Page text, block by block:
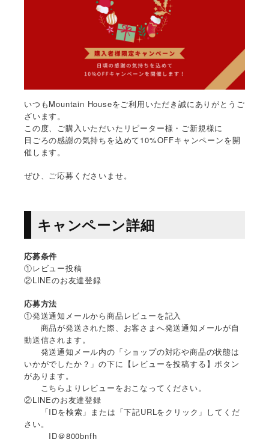
いつもMountain Houseをご利用いただき誠にありがとうご
ざいます。
この度、ご購入いただいたリピーター様・ご新規様に
日ごろの感謝の気持ちを込めて10%OFFキャンペーンを開
催します。
ぜひ、ご応募くださいませ。
キャンペーン詳細
応募条件
①レビュー投稿
②LINEのお友達登録
応募方法
①発送通知メールから商品レビューを記入
商品が発送された際、お客さまへ発送通知メールが自
動送信されます。
発送通知メール内の「ショップの対応や商品の状態は
いかがでしたか？」の下に【レビューを投稿する】ボタン
があります。
こちらよりレビューをおこなってください。
②LINEのお友達登録
「IDを検索」または「下記URLをクリック」してくだ
さい。
ID＠800bnfh